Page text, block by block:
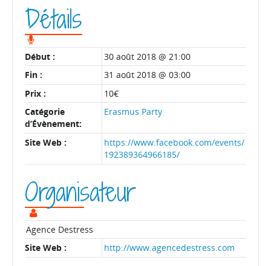
Détails
Début :
30 août 2018 @ 21:00
Fin :
31 août 2018 @ 03:00
Prix :
10€
Catégorie
d’Évènement:
Erasmus Party
Site Web :
https://www.facebook.com/events/
192389364966185/
Organisateur
Agence Destress
Site Web :
http://www.agencedestress.com